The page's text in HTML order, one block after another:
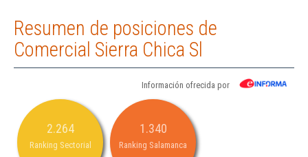
Resumen de posiciones de
Comercial Sierra Chica Sl
Información ofrecida por
2.264
Ranking Sectorial
1.340
Ranking Salamanca